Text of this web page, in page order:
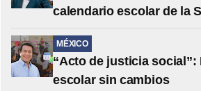
calendario escolar de la
MÉXICO
“Acto de justicia
escolar sin cambios